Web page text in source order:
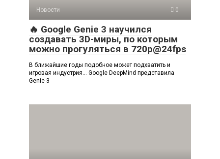
Новости 0
🔥 Google Genie 3 научился
создавать 3D-миры, по которым
можно прогуляться в 720p@24fps
В ближайшие годы подобное может подхватить и
игровая индустрия… Google DeepMind представила
Genie 3